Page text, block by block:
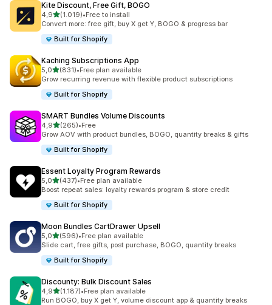
Kite Discount, Free Gift, BOGO
4,9de 5 estrelas
(1.019)
1019 total de avaliações
•Free to install
Convert more: free gift, buy X get Y, BOGO & progress bar
Built for Shopify
Kaching Subscriptions App
5,0de 5 estrelas
(831)
831 total de avaliações
•Free plan available
Grow recurring revenue with flexible product subscriptions
Built for Shopify
SMART Bundles Volume Discounts
4,9de 5 estrelas
(265)
265 total de avaliações
•Free
Grow AOV with product bundles, BOGO, quantity breaks & gifts
Built for Shopify
Essent Loyalty Program Rewards
5,0de 5 estrelas
(437)
437 total de avaliações
•Free plan available
Boost repeat sales: loyalty rewards program & store credit
Built for Shopify
Moon Bundles CartDrawer Upsell
5,0de 5 estrelas
(596)
596 total de avaliações
•Free plan available
Slide cart, free gifts, post purchase, BOGO, quantity breaks
Built for Shopify
Discounty: Bulk Discount Sales
4,9de 5 estrelas
(1.187)
1187 total de avaliações
•Free plan available
Run BOGO, buy X get Y, volume discount app & quantity breaks